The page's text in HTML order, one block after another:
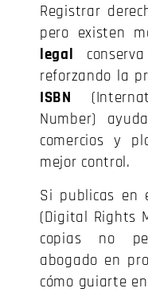
Registrar
pero existen
legal
reforzando la
ISBN
Number)
comercios y
mejor control.
Si publicas en
(Digital Rights
copias no
abogado en
cómo guiarte